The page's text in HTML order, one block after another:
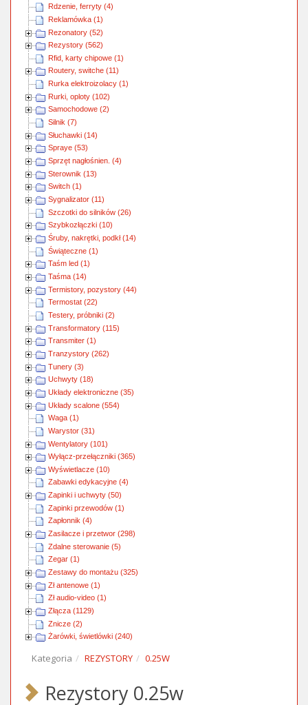
Rdzenie, ferryty (4)
Reklamówka (1)
Rezonatory (52)
Rezystory (562)
Rfid, karty chipowe (1)
Routery, switche (11)
Rurka elektroizolacy (1)
Rurki, oploty (102)
Samochodowe (2)
Silnik (7)
Słuchawki (14)
Spraye (53)
Sprzęt nagłośnien. (4)
Sterownik (13)
Switch (1)
Sygnalizator (11)
Szczotki do silników (26)
Szybkozłączki (10)
Śruby, nakrętki, podkł (14)
Świąteczne (1)
Taśm led (1)
Taśma (14)
Termistory, pozystory (44)
Termostat (22)
Testery, próbniki (2)
Transformatory (115)
Transmiter (1)
Tranzystory (262)
Tunery (3)
Uchwyty (18)
Układy elektroniczne (35)
Układy scalone (554)
Waga (1)
Warystor (31)
Wentylatory (101)
Wyłącz-przełączniki (365)
Wyświetlacze (10)
Zabawki edykacyjne (4)
Zapinki i uchwyty (50)
Zapinki przewodów (1)
Zapłonnik (4)
Zasilacze i przetwor (298)
Zdalne sterowanie (5)
Zegar (1)
Zestawy do montażu (325)
Zł antenowe (1)
Zł audio-video (1)
Złącza (1129)
Znicze (2)
Żarówki, świetlówki (240)
Kategoria REZYSTORY 0.25W
Rezystory 0.25w